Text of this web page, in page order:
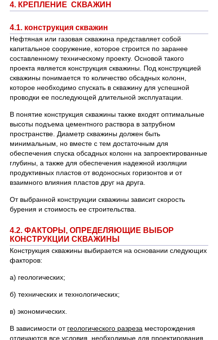
4. КРЕПЛЕНИЕ СКВАЖИН
4.1. конструкция скважин
Нефтяная или газовая скважина представляет собой
капитальное сооружение, которое строится по заранее
составленному техническому проекту. Основой такого
проекта является конструкция скважины. Под конструкцией
скважины понимается то количество обсадных колонн,
которое необходимо спускать в скважину для успешной
проводки ее последующей длительной эксплуатации.
В понятие конструкция скважины также входят оптимальные
высоты подъема цементного раствора в затрубном
пространстве. Диаметр скважины должен быть
минимальным, но вместе с тем достаточным для
обеспечения спуска обсадных колонн на запроектированные
глубины, а также для обеспечения надежной изоляции
продуктивных пластов от водоносных горизонтов и от
взаимного влияния пластов друг на друга.
От выбранной конструкции скважины зависит скорость
бурения и стоимость ее строительства.
4.2. ФАКТОРЫ, ОПРЕДЕЛЯЮЩИЕ ВЫБОР
КОНСТРУКЦИИ СКВАЖИНЫ
Конструкция скважины выбирается на основании следующих
факторов:
а) геологических;
б) технических и технологических;
в) экономических.
В зависимости от геологического разреза месторождения
отличаются все условия, необходимые для проектирования